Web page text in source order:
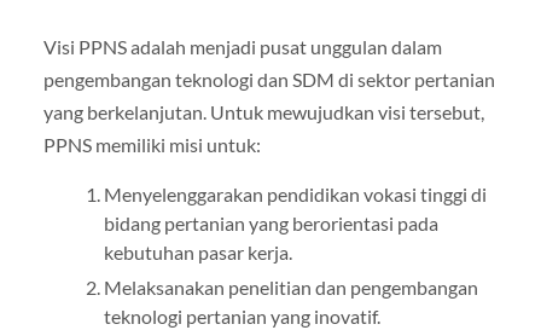
Visi PPNS adalah menjadi pusat unggulan dalam
pengembangan teknologi dan SDM di sektor pertanian
yang berkelanjutan. Untuk mewujudkan visi tersebut,
PPNS memiliki misi untuk:
Menyelenggarakan pendidikan vokasi tinggi di
bidang pertanian yang berorientasi pada
kebutuhan pasar kerja.
Melaksanakan penelitian dan pengembangan
teknologi pertanian yang inovatif.